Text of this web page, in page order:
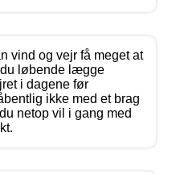
vind og vejr få meget at
du løbende lægge
i dagene før
ikke med et brag
netop vil i gang med